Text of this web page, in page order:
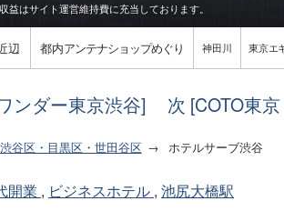
はサイト運営維持費に充当しております。
辺 都内アンテナショップめぐり 神田川 東京エ
ンダー東京渋谷] 次 [COTO東
渋谷区・目黒区・世田谷区 ホテルサーブ渋谷
開業 , ビジネスホテル , 池尻大橋駅